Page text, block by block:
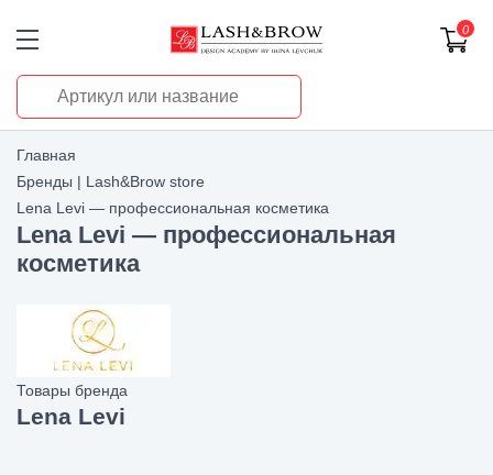
0
Главная
Бренды | Lash&Brow store
Lena Levi — профессиональная косметика
Lena Levi — профессиональная
косметика
Товары бренда
Lena Levi